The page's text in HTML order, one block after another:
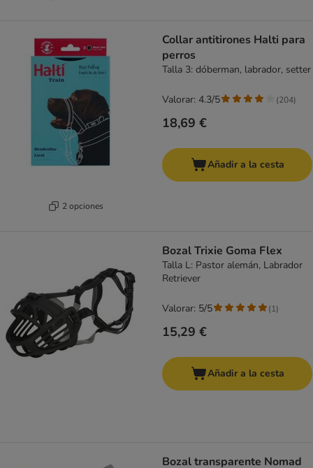
2 opciones
Collar antitirones Halti para
perros
Talla 3: dóberman, labrador, setter
18,69 €
Valorar: 4.3/5 (204)
Añadir a la cesta
Bozal Trixie Goma Flex
Talla L: Pastor alemán, Labrador
Retriever
15,29 €
Valorar: 5/5 (1)
Añadir a la cesta
Bozal transparente Nomad